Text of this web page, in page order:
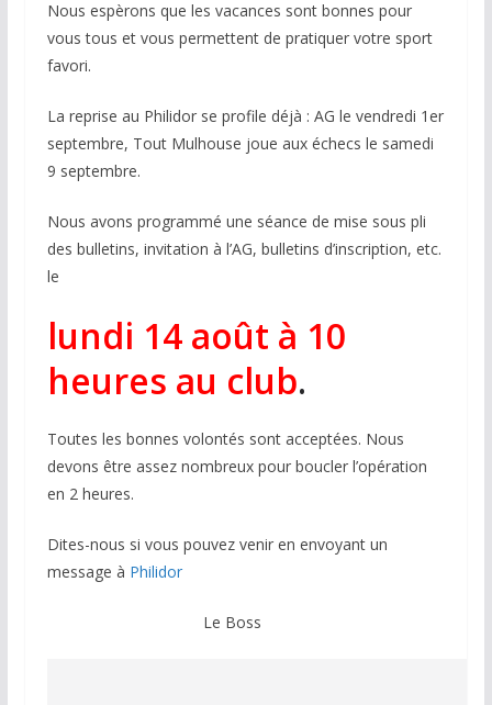
Nous espèrons que les vacances sont bonnes pour
vous tous et vous permettent de pratiquer votre sport
favori.
La reprise au Philidor se profile déjà : AG le vendredi 1er
septembre, Tout Mulhouse joue aux échecs le samedi
9 septembre.
Nous avons programmé une séance de mise sous pli
des bulletins, invitation à l’AG, bulletins d’inscription, etc.
le
lundi 14 août à 10
heures au club.
Toutes les bonnes volontés sont acceptées. Nous
devons être assez nombreux pour boucler l’opération
en 2 heures.
Dites-nous si vous pouvez venir en envoyant un
message à Philidor
Le Boss